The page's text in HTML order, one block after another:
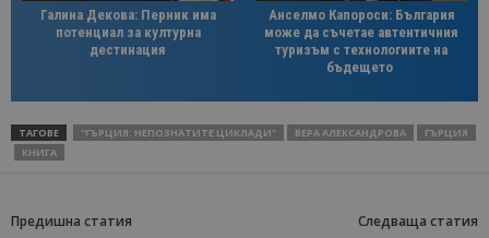
Галина Декова: Перник има
потенциал за културна
дестинация
Анселмо Капороси: България
може да съчетае автентичния
туризъм с технологиите на
бъдещето
ТАГОВЕ "ГЪРЦИЯ: НЕПОЗНАТИТЕ ЦИКЛАДИ" ВЕРА АЛЕКСАНДРОВА
ГЪРЦИЯ
КНИГА
Предишна статия Следваща статия